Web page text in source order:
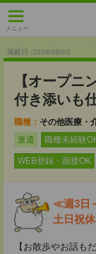
メニュー
掲載日 :2026/08/02
【オープニ
付き添いも
職種： その他医療・
派遣
職種未経験
WEB登録・面接OK
≪週3日
土日祝
【お散歩やお話も